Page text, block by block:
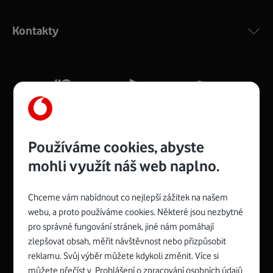
silný signál pro celou domácnost. Kompaktní rozměry 21
Více o COMPAL CH7465VF
Zyxel VMG8623-T50B:
Rozměry modemu jsou 16 x 22 x 7,5 cm (včetně stojánku)
a nabízí 4 gigabitové LAN porty a bezdrátové připojení Wi-
Spojte se s Vodafonem
Kontakty
Používáme cookies, abyste
mohli využít náš web naplno.
Chceme vám nabídnout co nejlepší zážitek na našem
webu, a proto používáme cookies. Některé jsou nezbytné
pro správné fungování stránek, jiné nám pomáhají
zlepšovat obsah, měřit návštěvnost nebo přizpůsobit
reklamu. Svůj výběr můžete kdykoli změnit. Více si
můžete přečíst v Prohlášení o zpracování osobních údajů